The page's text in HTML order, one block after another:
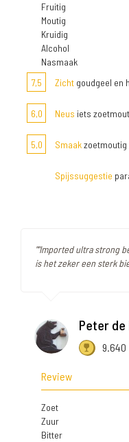
Fruitig
Moutig
Kruidig
Alcohol
Nasmaak
7,5
Zicht goudgeel en
6,0 Neus iets
5,0 Smaak
Spijssuggestie
""Imported ultra strong
is het zeker een sterk
Peter de
9.640
Review
Zoet
Zuur
Bitter